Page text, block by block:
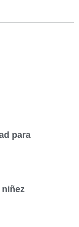
para